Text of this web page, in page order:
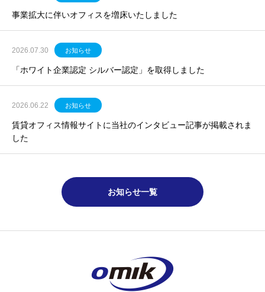
事業拡大に伴いオフィスを増床いたしました
2026.07.30 お知らせ
「ホワイト企業認定 シルバー認定」を取得しました
2026.06.22 お知らせ
賃貸オフィス情報サイトに当社のインタビュー記事が掲載されま
した
お知らせ一覧